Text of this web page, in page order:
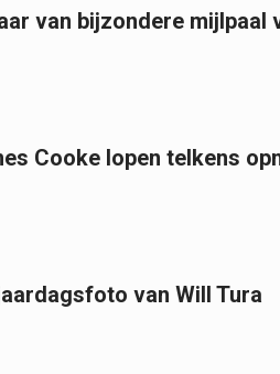
van bijzondere mijlpaal
Cooke lopen telkens
van Will Tura